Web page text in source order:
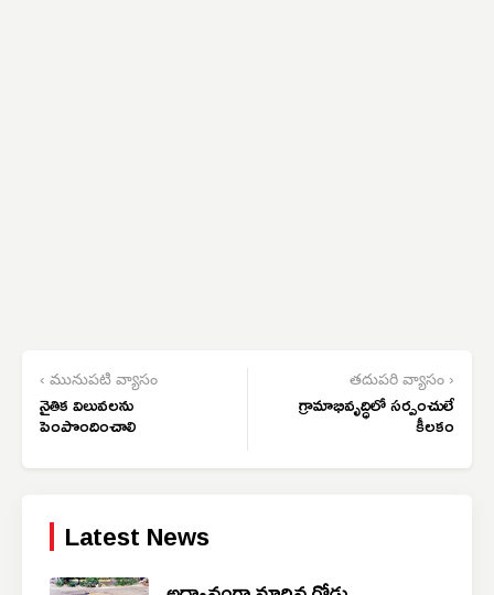
‹ మునుపటి వ్యాసం
నైతిక విలువలను
పెంపొందించాలి
తదుపరి వ్యాసం ›
గ్రామాభివృద్ధిలో సర్పంచులే
కీలకం
Latest News